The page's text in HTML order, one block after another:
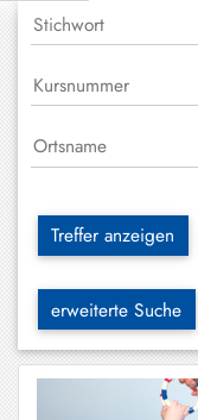
Treffer anzeigen
erweiterte Suche
Darching
Elbach
Großhartpenning
Hausham
Holzkirchen
Hundham
Irschenberg